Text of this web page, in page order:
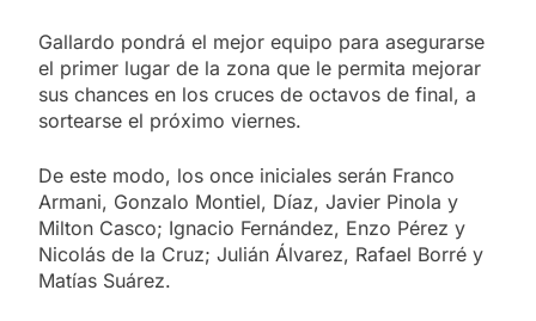
Gallardo pondrá el mejor equipo para asegurarse
el primer lugar de la zona que le permita mejorar
sus chances en los cruces de octavos de final, a
sortearse el próximo viernes.
De este modo, los once iniciales serán Franco
Armani, Gonzalo Montiel, Díaz, Javier Pinola y
Milton Casco; Ignacio Fernández, Enzo Pérez y
Nicolás de la Cruz; Julián Álvarez, Rafael Borré y
Matías Suárez.